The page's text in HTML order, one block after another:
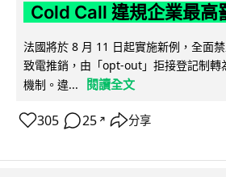
Cold Call 違規企業最高
法國將於 8 月 11 日起實施新例，全面
致電推銷，由「opt-out」拒接登記制
機制。違...
閱讀全文
305 25 ↗ 分享